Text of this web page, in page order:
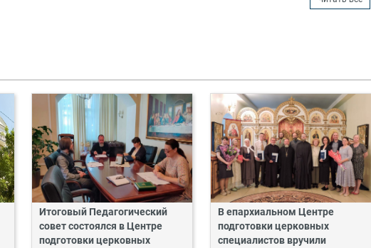
Итоговый Педагогический
совет состоялся в Центре
подготовки церковных
В епархиальном Центре
подготовки церковных
специалистов вручили